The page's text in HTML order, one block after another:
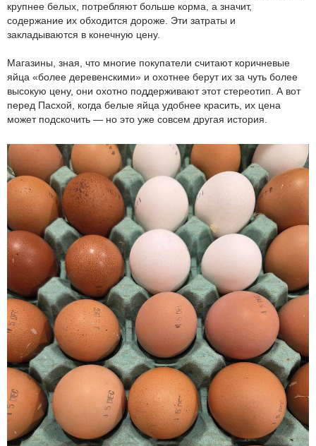
крупнее белых, потребляют больше корма, а значит,
содержание их обходится дороже. Эти затраты и
закладываются в конечную цену.
Магазины, зная, что многие покупатели считают коричневые
яйца «более деревенскими» и охотнее берут их за чуть более
высокую цену, они охотно поддерживают этот стереотип. А вот
перед Пасхой, когда белые яйца удобнее красить, их цена
может подскочить — но это уже совсем другая история.